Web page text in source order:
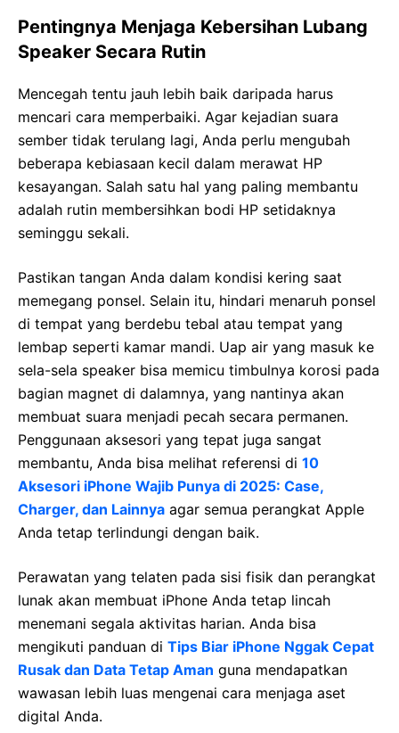
Pentingnya Menjaga Kebersihan Lubang
Speaker Secara Rutin
Mencegah tentu jauh lebih baik daripada harus
mencari cara memperbaiki. Agar kejadian suara
sember tidak terulang lagi, Anda perlu mengubah
beberapa kebiasaan kecil dalam merawat HP
kesayangan. Salah satu hal yang paling membantu
adalah rutin membersihkan bodi HP setidaknya
seminggu sekali.
Pastikan tangan Anda dalam kondisi kering saat
memegang ponsel. Selain itu, hindari menaruh ponsel
di tempat yang berdebu tebal atau tempat yang
lembap seperti kamar mandi. Uap air yang masuk ke
sela-sela speaker bisa memicu timbulnya korosi pada
bagian magnet di dalamnya, yang nantinya akan
membuat suara menjadi pecah secara permanen.
Penggunaan aksesori yang tepat juga sangat
membantu, Anda bisa melihat referensi di 10
Aksesori iPhone Wajib Punya di 2025: Case,
Charger, dan Lainnya agar semua perangkat Apple
Anda tetap terlindungi dengan baik.
Perawatan yang telaten pada sisi fisik dan perangkat
lunak akan membuat iPhone Anda tetap lincah
menemani segala aktivitas harian. Anda bisa
mengikuti panduan di Tips Biar iPhone Nggak Cepat
Rusak dan Data Tetap Aman guna mendapatkan
wawasan lebih luas mengenai cara menjaga aset
digital Anda.